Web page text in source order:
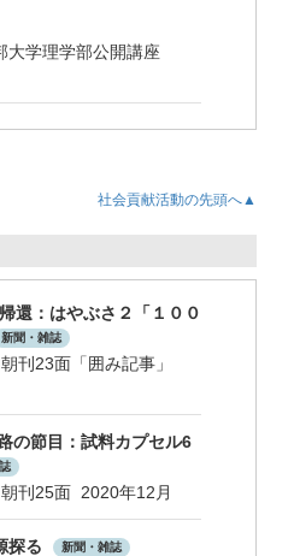
学理学部公開講座
社会貢献活動の先頭へ▲
還：はやぶさ２「１００
新聞・雑誌
刊23面「囲み記事」
の節目：試料カプセル6
刊25面 2020年12月
探る 新聞・雑誌